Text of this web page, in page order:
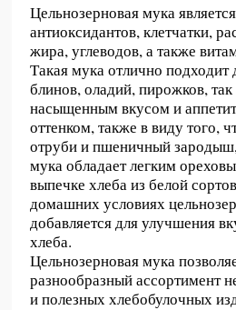
Цельнозерновая мука
антиоксидантов, клетчатки,
жира, углеводов, а также
Такая мука отлично подходит
блинов, оладий, пирожков, так
насыщенным вкусом и
оттенком, также в виду того,
отруби и пшеничный
мука обладает легким
выпечке хлеба из белой
домашних условиях
добавляется для улучшения
хлеба.
Цельнозерновая мука
разнообразный ассортимент
и полезных хлебобулочных